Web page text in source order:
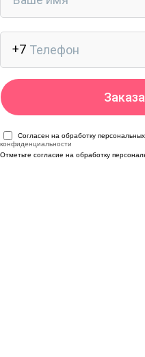
Согласен на обработку
конфиденциальности
Отметьте согласие на обработку